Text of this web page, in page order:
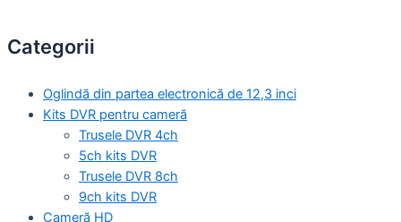
Categorii
Oglindă din partea electronică de 12,3 inci
Kits DVR pentru cameră
Trusele DVR 4ch
5ch kits DVR
Trusele DVR 8ch
9ch kits DVR
Cameră HD